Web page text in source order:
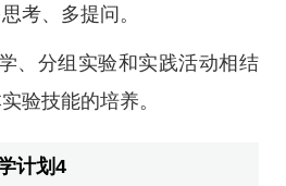
考、多提问。
、分组实验和实践活动相结
验技能的培养。
计划4